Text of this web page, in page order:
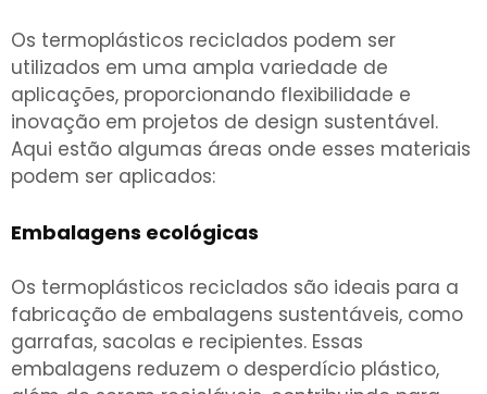
Os termoplásticos reciclados podem ser
utilizados em uma ampla variedade de
aplicações, proporcionando flexibilidade e
inovação em projetos de design sustentável.
Aqui estão algumas áreas onde esses materiais
podem ser aplicados:
Embalagens ecológicas
Os termoplásticos reciclados são ideais para a
fabricação de embalagens sustentáveis, como
garrafas, sacolas e recipientes. Essas
embalagens reduzem o desperdício plástico,